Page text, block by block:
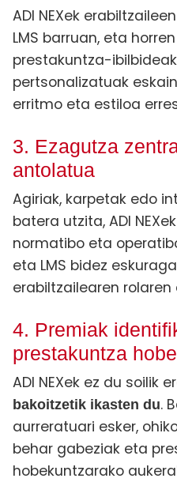
ADI NEXek
LMS barruan, eta
prestakuntza-
pertsonalizatuak
erritmo eta estiloa
3. Ezagutza
antolatua
Agiriak, karpetak edo
batera utzita, ADI
normatibo eta
eta LMS bidez
erabiltzailearen
4. Premiak
prestakuntza
ADI NEXek ez du soilik
bakoitzetik ikasten du.
aurreratuari esker,
behar gabeziak eta
hobekuntzarako